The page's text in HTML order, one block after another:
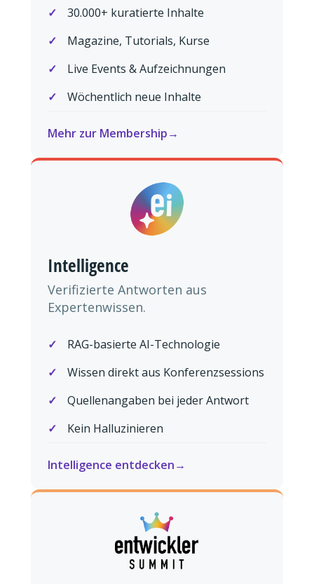
30.000+ kuratierte Inhalte
Magazine, Tutorials, Kurse
Live Events & Aufzeichnungen
Wöchentlich neue Inhalte
Mehr zur Membership
Intelligence
Verifizierte Antworten aus
Expertenwissen.
RAG-basierte AI-Technologie
Wissen direkt aus Konferenzsessions
Quellenangaben bei jeder Antwort
Kein Halluzinieren
Intelligence entdecken